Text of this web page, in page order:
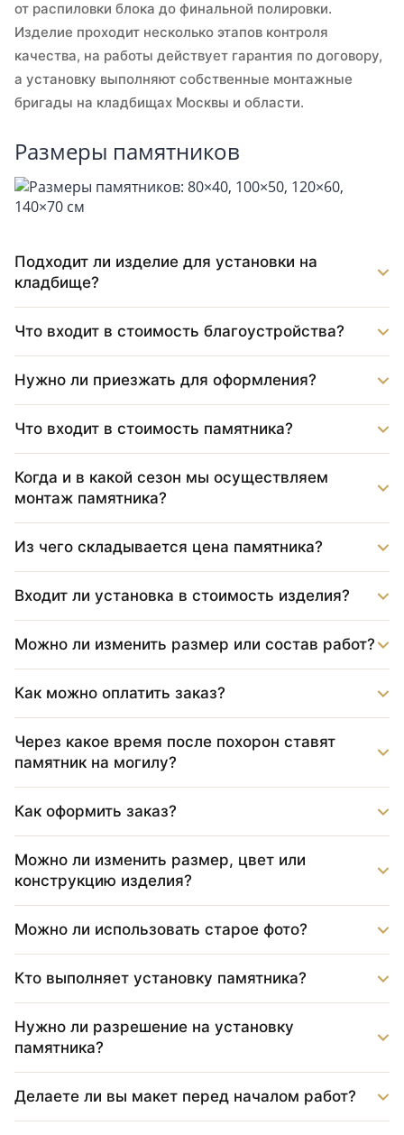
от распиловки блока до финальной полировки.
Изделие проходит несколько этапов контроля
качества, на работы действует гарантия по договору,
а установку выполняют собственные монтажные
бригады на кладбищах Москвы и области.
Размеры памятников
Подходит ли изделие для установки на
кладбище?
Что входит в стоимость благоустройства?
Нужно ли приезжать для оформления?
Что входит в стоимость памятника?
Когда и в какой сезон мы осуществляем
монтаж памятника?
Из чего складывается цена памятника?
Входит ли установка в стоимость изделия?
Можно ли изменить размер или состав работ?
Как можно оплатить заказ?
Через какое время после похорон ставят
памятник на могилу?
Как оформить заказ?
Можно ли изменить размер, цвет или
конструкцию изделия?
Можно ли использовать старое фото?
Кто выполняет установку памятника?
Нужно ли разрешение на установку
памятника?
Делаете ли вы макет перед началом работ?